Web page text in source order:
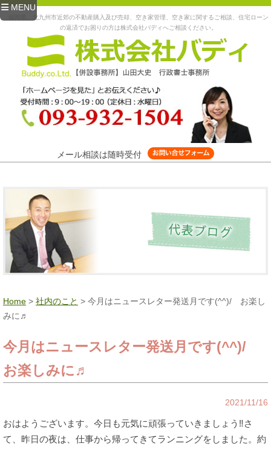
MENU
福岡県、北九州市近郊の不動産購入及び売却、空き家管理、空き家に関するご相談、住宅ローン
の返済でお困りの方は株式会社バディへご相談ください。
メール相談は随時受付
Home > 社内のこと > 今月はニュースレター発送月です(^^)/ お楽し
みに♬
今月はニュースレター発送月です(^^)/
お楽しみに♬
2021/11/16
おはようございます。今日も元気に頑張っていきましょう‼さ
て、昨日の夜は、仕事から帰ってきてランニングをしました。約